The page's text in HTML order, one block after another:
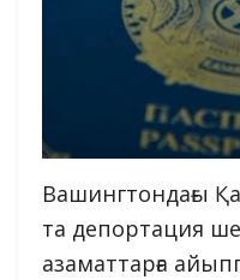
Вашингтондағы
та депортация
азаматтарға